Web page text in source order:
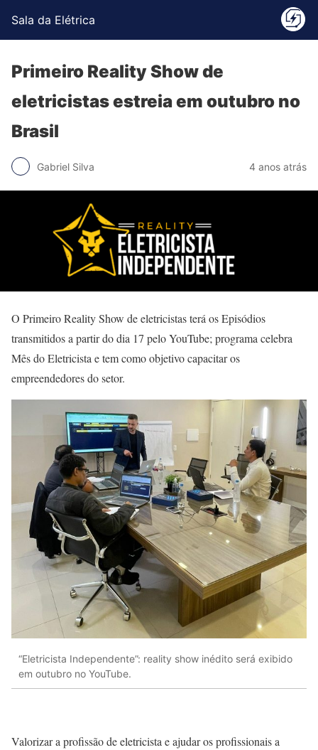
Sala da Elétrica
Primeiro Reality Show de
eletricistas estreia em outubro no
Brasil
Gabriel Silva 4 anos atrás
O Primeiro Reality Show de eletricistas terá os Episódios
transmitidos a partir do dia 17 pelo YouTube; programa celebra
Mês do Eletricista e tem como objetivo capacitar os
empreendedores do setor.
“Eletricista Independente”: reality show inédito será exibido
em outubro no YouTube.
Valorizar a profissão de eletricista e ajudar os profissionais a